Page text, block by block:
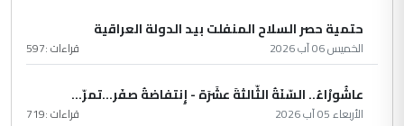
حتمية حصر السلاح المنفلت بيد الدولة العراقية
الخميس 06 آب 2026 قراءات :597
عاشُورْاءُ.. السّنَةُ الثّالثةَ عشَرَة - إِنتفاضةُ صفَر…تمرّ...
الأربعاء 05 آب 2026 قراءات :719